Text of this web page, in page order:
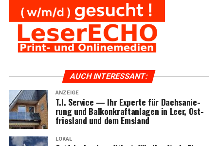
AUCH INTER­ES­SANT:
ANZEIGE
T.I. Ser­vice — Ihr Exper­te für Dach­sa­nie­
rung und Bal­kon­kraft­an­la­gen in Leer, Ost­
fries­land und dem Emsland
LOKAL